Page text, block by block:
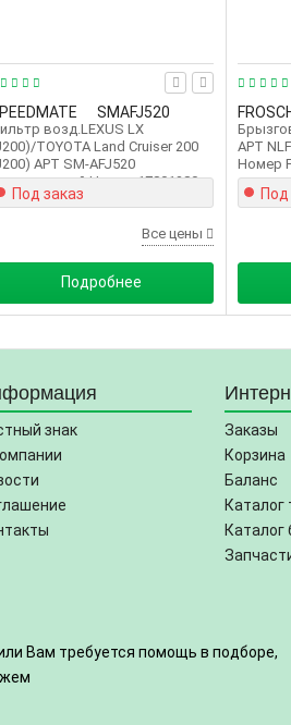
SMAFJ520
возд.LEXUS LX
TOYOTA Land Cruiser 200
АРТ SM-AFJ520
Номер 17801380
Под заказ
Все цены
Подробнее
АРТ
Номер
Под
знак
Заказы
Корзина
Баланс
Каталог
Каталог
Вам требуется помощь в подборе,